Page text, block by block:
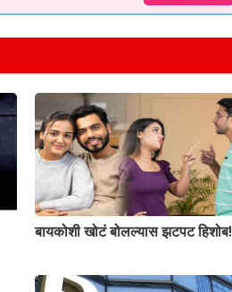
बायकोशी खोटं बोलल्यास झटपट हिशोब!